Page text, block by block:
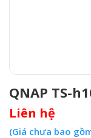
QNAP TS-
Liên hệ
(Giá chưa bao